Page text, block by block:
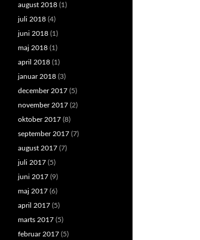
august 2018 (1)
juli 2018 (4)
juni 2018 (1)
maj 2018 (1)
april 2018 (1)
januar 2018 (3)
december 2017 (5)
november 2017 (2)
oktober 2017 (8)
september 2017 (7)
august 2017 (7)
juli 2017 (5)
juni 2017 (9)
maj 2017 (6)
april 2017 (5)
marts 2017 (5)
februar 2017 (5)